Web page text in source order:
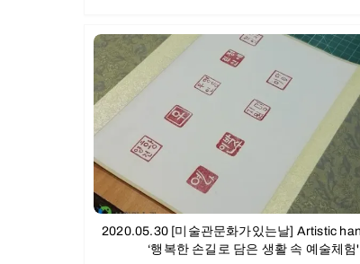
2020.05.30 [미술관문화가있는날] Artistic handicraft -
‘행복한 손길로 담은 생활 속 예술체험'